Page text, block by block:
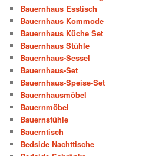
Bauernhaus Esstisch
Bauernhaus Kommode
Bauernhaus Küche Set
Bauernhaus Stühle
Bauernhaus-Sessel
Bauernhaus-Set
Bauernhaus-Speise-Set
Bauernhausmöbel
Bauernmöbel
Bauernstühle
Bauerntisch
Bedside Nachttische